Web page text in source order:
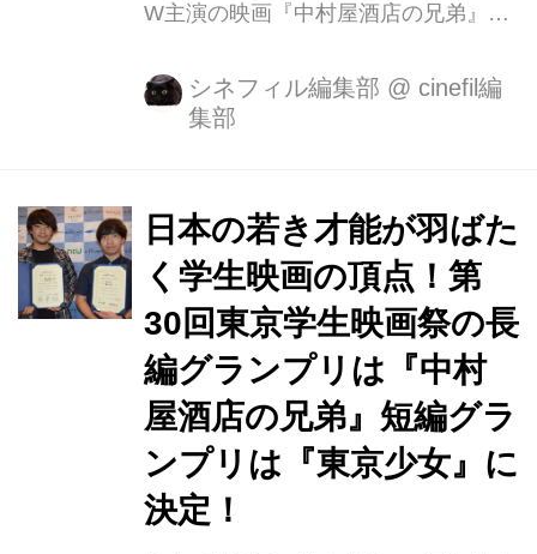
W主演の映画『中村屋酒店の兄弟』
にレイトショー上映される。本作は、
俳優としても活動している白磯大知監
を減らす現代の町の酒屋にスポットを
当て、兄弟を通じ家族の距離を描いた
ヒューマンドラマだ。今回は、主演の
藤原季節と長尾卓磨、そして白磯監督
に本作への想いを語ってもらった。
──白磯大知監督が初監督、脚本を手
がけた本作ですが、着想のきっかけは
何だったのでしょうか？ 白磯大知監督
（以下、白磯） 昔よく親父と缶ビール
シネフィル編集部 @ cinefil編
集部
日本の若き才能が羽ばた
く学生映画の頂点！第
30回東京学生映画祭の長
編グランプリは『中村
屋酒店の兄弟』短編グラ
ンプリは『東京少女』に
決定！